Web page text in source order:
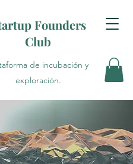
Founders
Club
de incubación y
exploración.